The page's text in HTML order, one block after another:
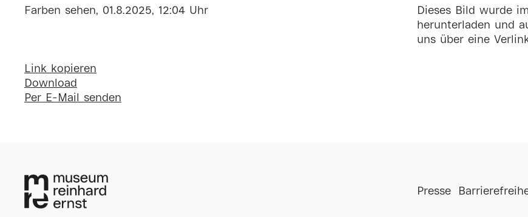
Presse
Farben sehen, 01.8.2025, 12:04 Uhr
Link kopieren
Download
Per E-Mail senden
Dieses Bild wurde
herunterladen und
uns über eine
Anmieten